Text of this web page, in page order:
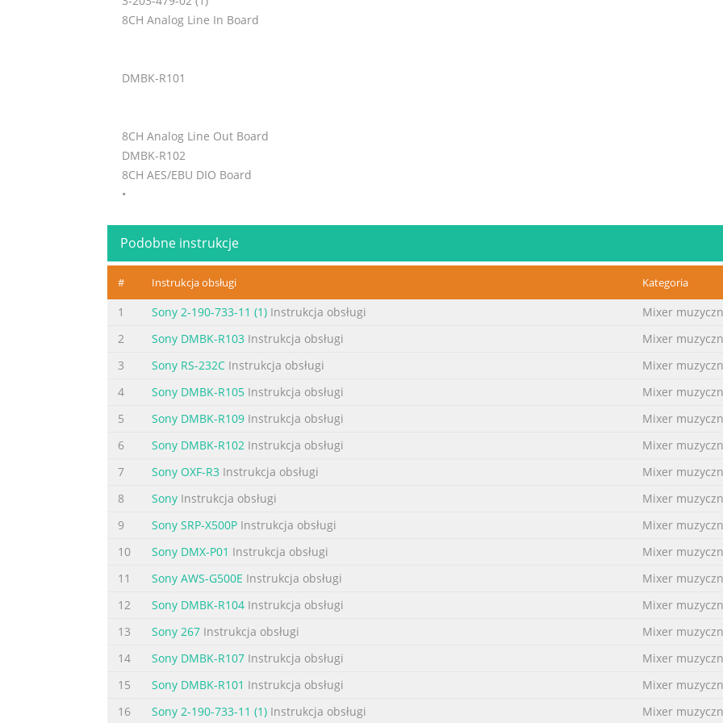
8CH Analog Line In Board
DMBK-R101
8CH Analog Line Out Board
DMBK-R102
8CH AES/EBU DIO Board
•
•
8CH Sampling Rate Converter DI Board
DMBK-R104
8CH Insertion Board
DMBK-R105

Interface Board for ADAT
The board is to be installed in a DMX-R100 Digital Audio
DMBK-R106

DMBK-R107
MADI Board
DMBK-R109
•
Streszczenie treści zawartej na stronie nr. 2
For the customers in the USA Pour les clients européens This equipment has been tested and found to comply
R101/R102/R103/R104/R105/R106/R107 the limits for a Class A digital device, pursuant to Part 15 of Ce produit
Podobne instrukcje
# Instrukcja obsługi Kategoria
1 Sony 2-190-733-11 (1) Instrukcja obsługi Mixer
2
Sony DMBK-R103 Instrukcja obsługi Mixer
3
Sony RS-232C Instrukcja obsługi Mixer
4
Sony DMBK-R105 Instrukcja obsługi Mixer
5
Sony DMBK-R109 Instrukcja obsługi Mixer
6
Sony DMBK-R102 Instrukcja obsługi Mixer
7
Sony OXF-R3 Instrukcja obsługi Mixer
8
Sony Instrukcja obsługi Mixer
9
Sony SRP-X500P Instrukcja obsługi Mixer
10
Sony DMX-P01 Instrukcja obsługi Mixer
11
Sony AWS-G500E Instrukcja obsługi Mixer
12
Sony DMBK-R104 Instrukcja obsługi Mixer
13
Sony 267 Instrukcja obsługi Mixer
14
Sony DMBK-R107 Instrukcja obsługi Mixer
15
Sony DMBK-R101 Instrukcja obsługi Mixer
16
Sony 2-190-733-11 (1) Instrukcja obsługi Mixer